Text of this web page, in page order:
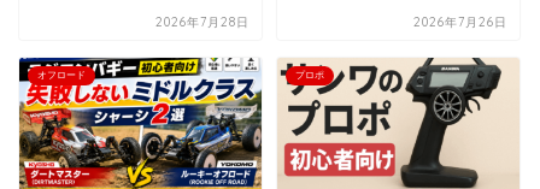
2026年7月28日 2026年7月26日
オフロード プロポ